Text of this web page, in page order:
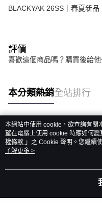
BLACKYAK 26SS｜春夏新品
評價
喜歡這個商品嗎？購買後給
本分類熱銷全站排行
熱門標籤
本網站中使用 cookie，欲查詢有關
望在電腦上使用 cookie 時應如何
權條款 」之 Cookie 聲明。您繼續
用條款之 Cookie 聲明使用 cookie。
了解更多 >